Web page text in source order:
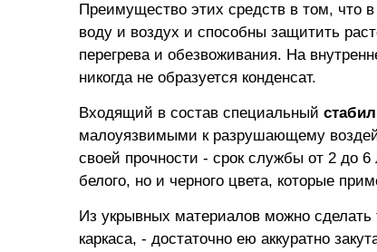
Преимущество этих средств в том, что
воду и воздух и способны защитить
перегрева и обезвоживания. На
никогда не образуется конденсат.
Входящий в состав специальный
малоуязвимыми к разрушающему
своей прочности - срок службы от 2 до
белого, но и черного цвета, которые
Из укрывных материалов можно
каркаса, - достаточно ею аккуратно